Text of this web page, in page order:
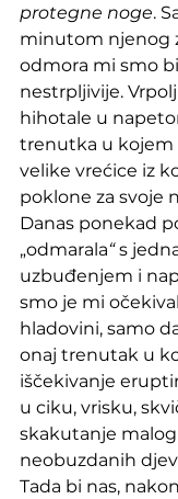
protegne noge.
minutom njenog
odmora mi smo
nestrpljivije.
hihotale u
trenutka u kojem
velike vrećice iz
poklone za svoje
Danas ponekad
„odmarala“ s
uzbuđenjem i
smo je mi
hladovini, samo
onaj trenutak u
iščekivanje
u ciku, vrisku,
skakutanje
neobuzdanih
Tada bi nas, nakon